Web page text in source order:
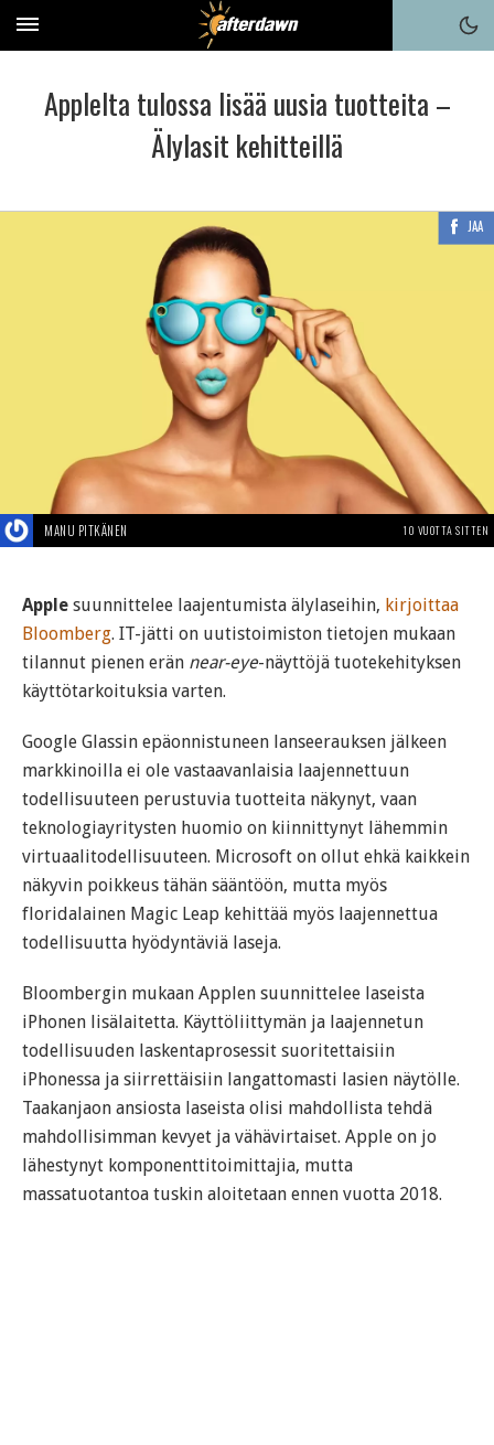
Applelta tulossa lisää uusia tuotteita –
Älylasit kehitteillä
JAA
MANU PITKÄNEN 10 VUOTTA SITTEN
Apple suunnittelee laajentumista älylaseihin, kirjoittaa
Bloomberg. IT-jätti on uutistoimiston tietojen mukaan
tilannut pienen erän near-eye-näyttöjä tuotekehityksen
käyttötarkoituksia varten.
Google Glassin epäonnistuneen lanseerauksen jälkeen
markkinoilla ei ole vastaavanlaisia laajennettuun
todellisuuteen perustuvia tuotteita näkynyt, vaan
teknologiayritysten huomio on kiinnittynyt lähemmin
virtuaalitodellisuuteen. Microsoft on ollut ehkä kaikkein
näkyvin poikkeus tähän sääntöön, mutta myös
floridalainen Magic Leap kehittää myös laajennettua
todellisuutta hyödyntäviä laseja.
Bloombergin mukaan Applen suunnittelee laseista
iPhonen lisälaitetta. Käyttöliittymän ja laajennetun
todellisuuden laskentaprosessit suoritettaisiin
iPhonessa ja siirrettäisiin langattomasti lasien näytölle.
Taakanjaon ansiosta laseista olisi mahdollista tehdä
mahdollisimman kevyet ja vähävirtaiset. Apple on jo
lähestynyt komponenttitoimittajia, mutta
massatuotantoa tuskin aloitetaan ennen vuotta 2018.